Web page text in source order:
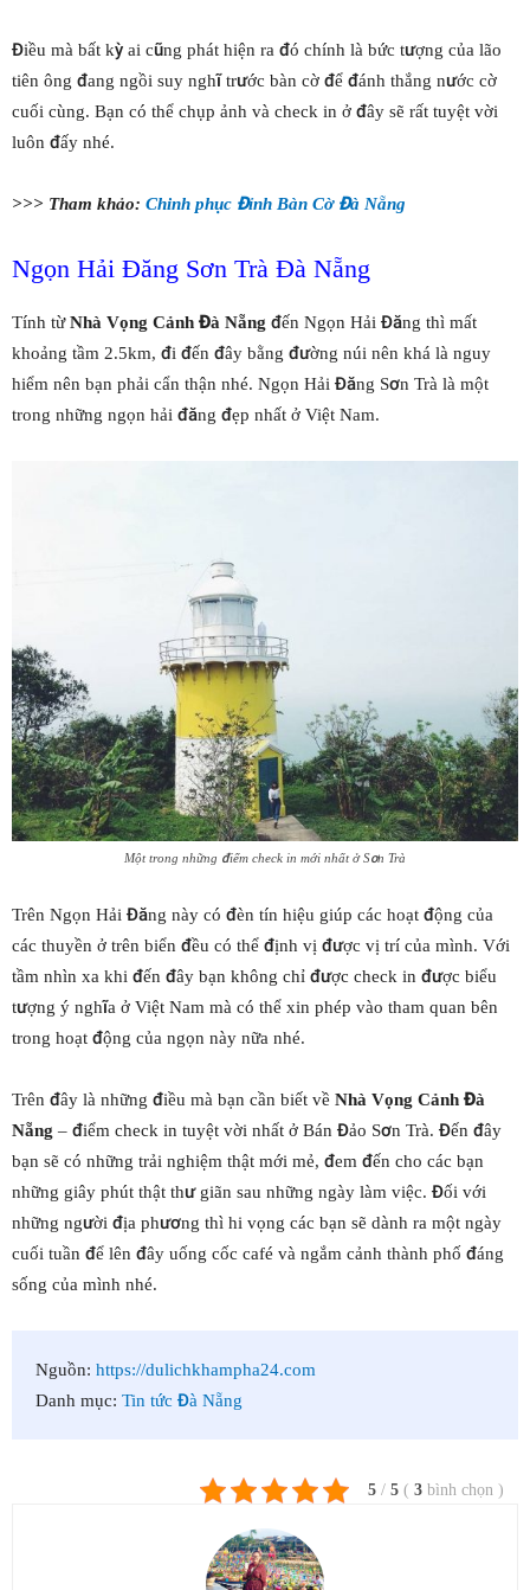
Điều mà bất kỳ ai cũng phát hiện ra đó chính là bức tượng của lão
tiên ông đang ngồi suy nghĩ trước bàn cờ để đánh thắng nước cờ
cuối cùng. Bạn có thể chụp ảnh và check in ở đây sẽ rất tuyệt vời
luôn đấy nhé.
>>> Tham khảo: Chinh phục Đỉnh Bàn Cờ Đà Nẵng
Ngọn Hải Đăng Sơn Trà Đà Nẵng
Tính từNhà Vọng Cảnh Đà Nẵng đến Ngọn Hải Đăng thì mất
khoảng tầm 2.5km, đi đến đây bằng đường núi nên khá là nguy
hiểm nên bạn phải cẩn thận nhé. Ngọn Hải Đăng Sơn Trà là một
trong những ngọn hải đăng đẹp nhất ở Việt Nam.
Một trong những điểm check in mới nhất ở Sơn Trà
Trên Ngọn Hải Đăng này có đèn tín hiệu giúp các hoạt động của
các thuyền ở trên biển đều có thể định vị được vị trí của mình. Với
tầm nhìn xa khi đến đây bạn không chỉ được check in được biểu
tượng ý nghĩa ở Việt Nam mà có thể xin phép vào tham quan bên
trong hoạt động của ngọn này nữa nhé.
Trên đây là những điều mà bạn cần biết về Nhà Vọng Cảnh Đà
Nẵng – điểm check in tuyệt vời nhất ở Bán Đảo Sơn Trà. Đến đây
bạn sẽ có những trải nghiệm thật mới mẻ, đem đến cho các bạn
những giây phút thật thư giãn sau những ngày làm việc. Đối với
những người địa phương thì hi vọng các bạn sẽ dành ra một ngày
cuối tuần để lên đây uống cốc café và ngắm cảnh thành phố đáng
sống của mình nhé.
Nguồn: https://dulichkhampha24.com
Danh mục: Tin tức Đà Nẵng
5 / 5 ( 3 bình chọn )